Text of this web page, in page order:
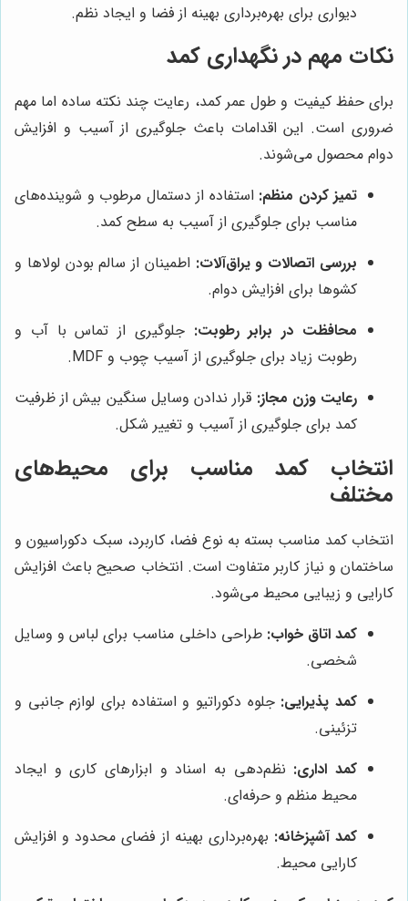
دیواری برای بهره‌برداری بهینه از فضا و ایجاد نظم.
نکات مهم در نگهداری کمد
برای حفظ کیفیت و طول عمر کمد، رعایت چند نکته ساده اما مهم
ضروری است. این اقدامات باعث جلوگیری از آسیب و افزایش
دوام محصول می‌شوند.
تمیز کردن منظم: استفاده از دستمال مرطوب و شوینده‌های
مناسب برای جلوگیری از آسیب به سطح کمد.
بررسی اتصالات و یراق‌آلات: اطمینان از سالم بودن لولاها و
کشوها برای افزایش دوام.
محافظت در برابر رطوبت: جلوگیری از تماس با آب و
رطوبت زیاد برای جلوگیری از آسیب چوب و MDF.
رعایت وزن مجاز: قرار ندادن وسایل سنگین بیش از ظرفیت
کمد برای جلوگیری از آسیب و تغییر شکل.
انتخاب کمد مناسب برای محیط‌های
مختلف
انتخاب کمد مناسب بسته به نوع فضا، کاربرد، سبک دکوراسیون و
ساختمان و نیاز کاربر متفاوت است. انتخاب صحیح باعث افزایش
کارایی و زیبایی محیط می‌شود.
کمد اتاق خواب: طراحی داخلی مناسب برای لباس و وسایل
شخصی.
کمد پذیرایی: جلوه دکوراتیو و استفاده برای لوازم جانبی و
تزئینی.
کمد اداری: نظم‌دهی به اسناد و ابزارهای کاری و ایجاد
محیط منظم و حرفه‌ای.
کمد آشپزخانه: بهره‌برداری بهینه از فضای محدود و افزایش
کارایی محیط.